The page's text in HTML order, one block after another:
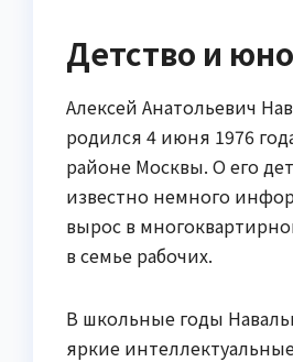
Детство и
Алексей Анатольевич
родился 4 июня 1976
районе Москвы. О его
известно немного
вырос в
в семье рабочих.
В школьные годы
яркие